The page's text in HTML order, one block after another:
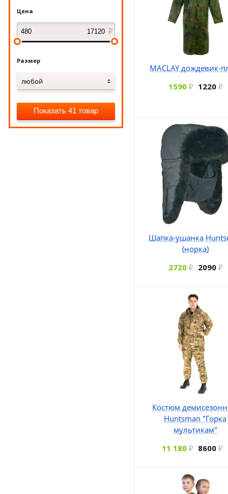
Цена
Размер
любой
Показать 41 товар
MACLAY дождевик-
1590
1220
Шапка-ушанка
(норка)
2720
2090
Костюм
Huntsman "Горка
мультикам"
11 180
8600